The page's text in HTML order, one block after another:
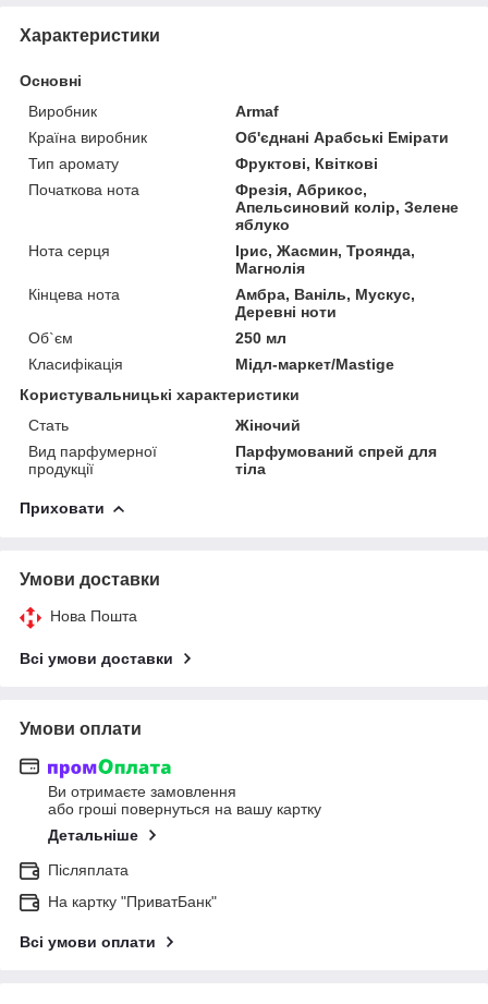
Характеристики
Основні
Виробник
Armaf
Країна виробник
Об'єднані Арабські Емірати
Тип аромату
Фруктові, Квіткові
Початкова нота
Фрезія, Абрикос,
Апельсиновий колір, Зелене
яблуко
Нота серця
Ірис, Жасмин, Троянда,
Магнолія
Кінцева нота
Амбра, Ваніль, Мускус,
Деревні ноти
Об`єм
250 мл
Класифікація
Мідл-маркет/Mastige
Користувальницькі характеристики
Стать
Жіночий
Вид парфумерної
продукції
Парфумований спрей для
тіла
Приховати
Умови доставки
Нова Пошта
Всі умови доставки
Умови оплати
Ви отримаєте замовлення
або гроші повернуться на вашу картку
Детальніше
Післяплата
На картку "ПриватБанк"
Всі умови оплати